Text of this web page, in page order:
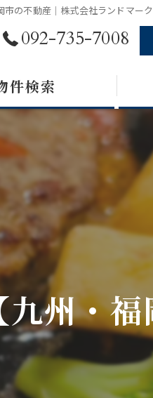
市の不動産｜株式会社ランドマー
092-735-7008
件検索
九州・